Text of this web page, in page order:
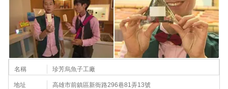
名稱 珍芳烏魚子工廠
地址 高雄市前鎮區新衙路296巷81弄13號